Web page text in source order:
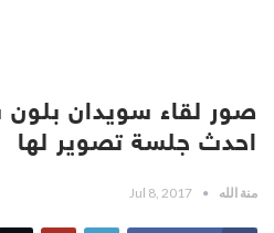
صور لقاء سويدان
احدث جلسة تصوير لها
منة الله Jul 8, 2017